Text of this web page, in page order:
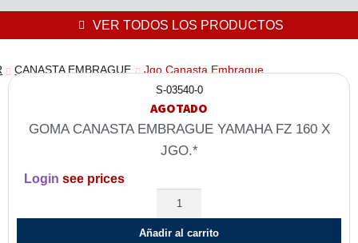
VER TODOS LOS PRODUCTOS
CANASTA EMBRAGUE Jgo Canasta Embrague
S-03540-0
AGOTADO
GOMA CANASTA EMBRAGUE YAMAHA FZ 160 X
JGO.*
Login see prices
Añadir al carrito